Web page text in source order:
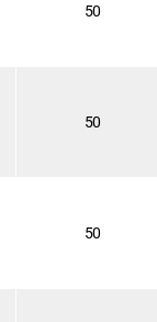
50
50
50